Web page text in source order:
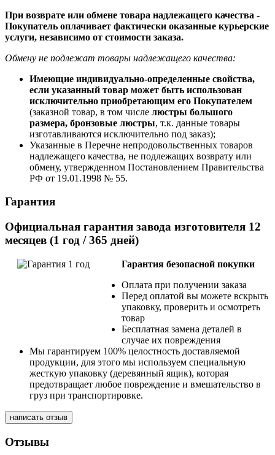
При возврате или обмене товара надлежащего качества -
Покупатель оплачивает фактически оказанные курьерские
услуги, независимо от стоимости заказа.
Обмену не подлежат товары надлежащего качества:
Имеющие индивидуально-определенные свойства,
если указанный товар может быть использован
исключительно приобретающим его Покупателем
(заказной товар, в том числе люстры большого
размера, бронзовые люстры, т.к. данные товары
изготавливаются исключительно под заказ);
Указанные в Перечне непродовольственных товаров
надлежащего качества, не подлежащих возврату или
обмену, утвержденном Постановлением Правительства
РФ от 19.01.1998 № 55.
Гарантия
Официальная гарантия завода изготовителя 12
месяцев (1 год / 365 дней)
Гарантия безопасной покупки
Оплата при получении заказа
Перед оплатой вы можете вскрыть
упаковку, проверить и осмотреть
товар
Бесплатная замена деталей в
случае их повреждения
Мы гарантируем 100% целостность доставляемой
продукции, для этого мы используем специальную
жесткую упаковку (деревянный ящик), которая
предотвращает любое повреждение и вмешательство в
груз при транспортировке.
написать отзыв
Отзывы